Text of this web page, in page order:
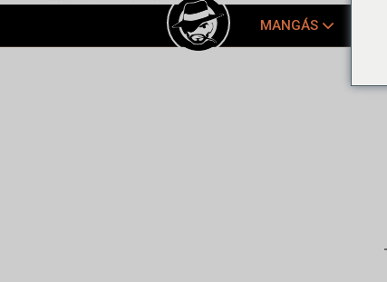
MANGÁS